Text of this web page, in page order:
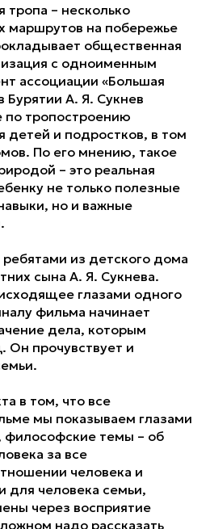
тропа – несколько
маршрутов на побережье
общественная
с одноименным
ассоциации «Большая
Бурятии А. Я. Сукнев
по тропостроению
детей и подростков, в том
По его мнению, такое
– это реальная
не только полезные
но и важные
ребятами из детского дома
сына А. Я. Сукнева.
глазами одного
фильма начинает
дела, которым
Он прочувствует и
в том, что все
мы показываем глазами
философские темы – об
за все
человека и
для человека семьи,
через восприятие
надо рассказать